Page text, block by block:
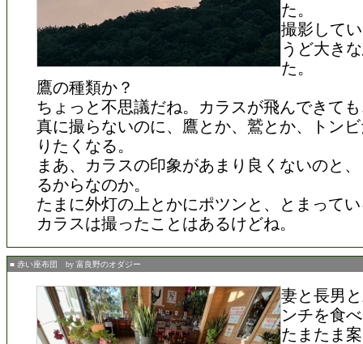
た。
撮影して
うど大き
た。
鷹の種類か？
ちょっと不思議だね。カラスが飛んできて
真に撮らないのに、鷹とか、鷲とか、トン
りたくなる。
まあ、カラスの印象があまり良くないのと
るからなのか。
たまに外灯の上とかにポツンと、とまって
カラスは撮ったことはあるけどね。
■ 赤い座布団 by 富良野のオダジー
妻と長男
ンチを食
たまたま